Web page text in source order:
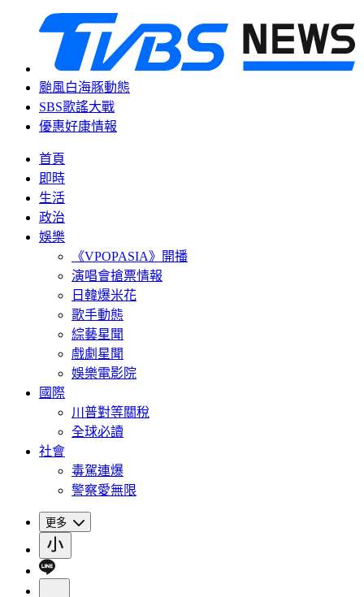
颱風白海豚動態
SBS歌謠大戰
優惠好康情報
首頁
即時
生活
政治
娛樂
《VPOPASIA》開播
演唱會搶票情報
日韓爆米花
歌手動態
綜藝星聞
戲劇星聞
娛樂電影院
國際
川普對等關稅
全球必讀
社會
毒駕連爆
警察愛無限
更多